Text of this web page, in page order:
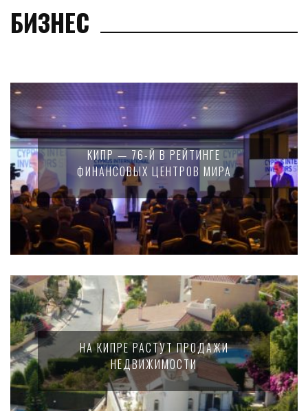
БИЗНЕС
КИПР — 76-Й В РЕЙТИНГЕ
ФИНАНСОВЫХ ЦЕНТРОВ МИРА
НА КИПРЕ РАСТУТ ПРОДАЖИ
НЕДВИЖИМОСТИ